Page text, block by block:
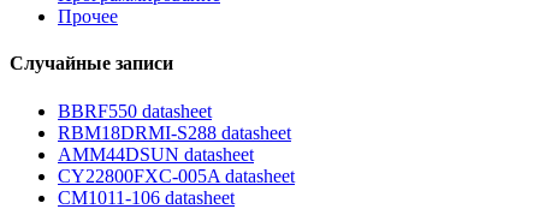
Прочее
Случайные записи
BBRF550 datasheet
RBM18DRMI-S288 datasheet
AMM44DSUN datasheet
CY22800FXC-005A datasheet
CM1011-106 datasheet